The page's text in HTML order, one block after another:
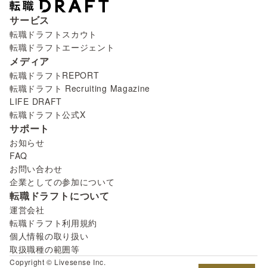
サービス
転職ドラフトスカウト
転職ドラフトエージェント
メディア
転職ドラフトREPORT
転職ドラフト Recruiting Magazine
LIFE DRAFT
転職ドラフト公式X
サポート
お知らせ
FAQ
お問い合わせ
企業としての参加について
転職ドラフトについて
運営会社
転職ドラフト利用規約
個人情報の取り扱い
取扱職種の範囲等
Copyright © Livesense Inc.